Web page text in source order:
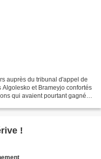
auprès du tribunal d'appel de
et Brameyjo confortés
qui avaient pourtant gagné
!